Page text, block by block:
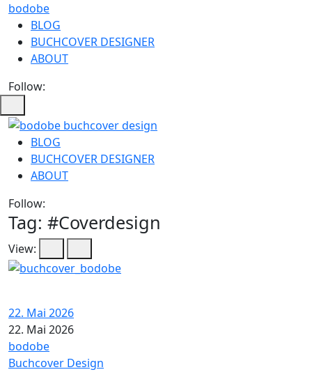
bodobe
BLOG
BUCHCOVER DESIGNER
ABOUT
Follow:
bodobe
Buchcover
BLOG
BUCHCOVER DESIGNER
ABOUT
Follow:
Tag: #Coverdesign
View:
22. Mai 2026
22. Mai 2026
bodobe
Buchcover Design